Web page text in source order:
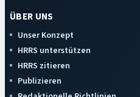
ÜBER UNS
Unser Konzept
HRRS unterstützen
HRRS zitieren
Publizieren